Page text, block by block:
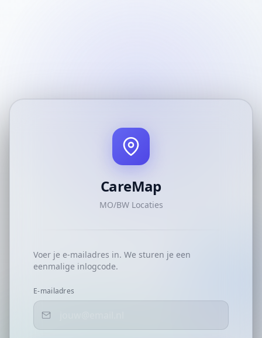
CareMap
MO/BW Locaties
Voer je e-mailadres in. We sturen je een
eenmalige inlogcode.
E-mailadres